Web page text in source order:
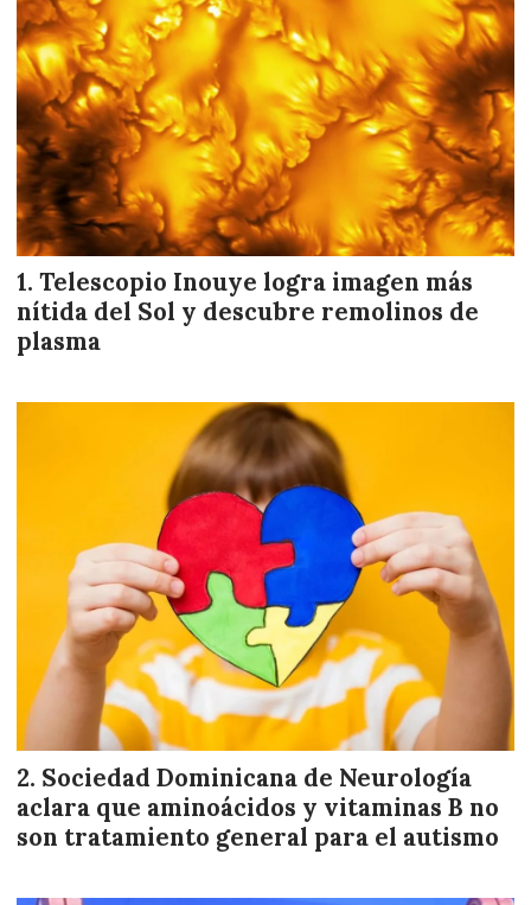
Telescopio Inouye logra imagen más
nítida del Sol y descubre remolinos de
plasma
Sociedad Dominicana de Neurología
aclara que aminoácidos y vitaminas B no
son tratamiento general para el autismo